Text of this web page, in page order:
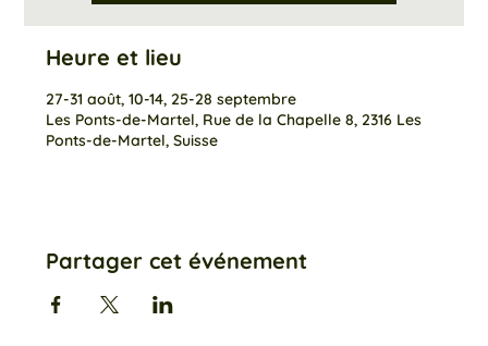
Heure et lieu
27-31 août, 10-14, 25-28 septembre
Les Ponts-de-Martel, Rue de la Chapelle 8, 2316 Les
Ponts-de-Martel, Suisse
Partager cet événement